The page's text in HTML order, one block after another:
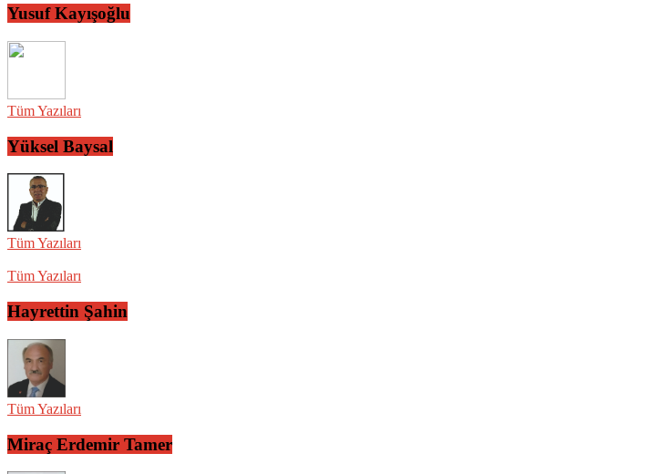
Yusuf Kayışoğlu
Tüm Yazıları
Yüksel Baysal
Tüm Yazıları
Tüm Yazıları
Hayrettin Şahin
Tüm Yazıları
Miraç Erdemir Tamer